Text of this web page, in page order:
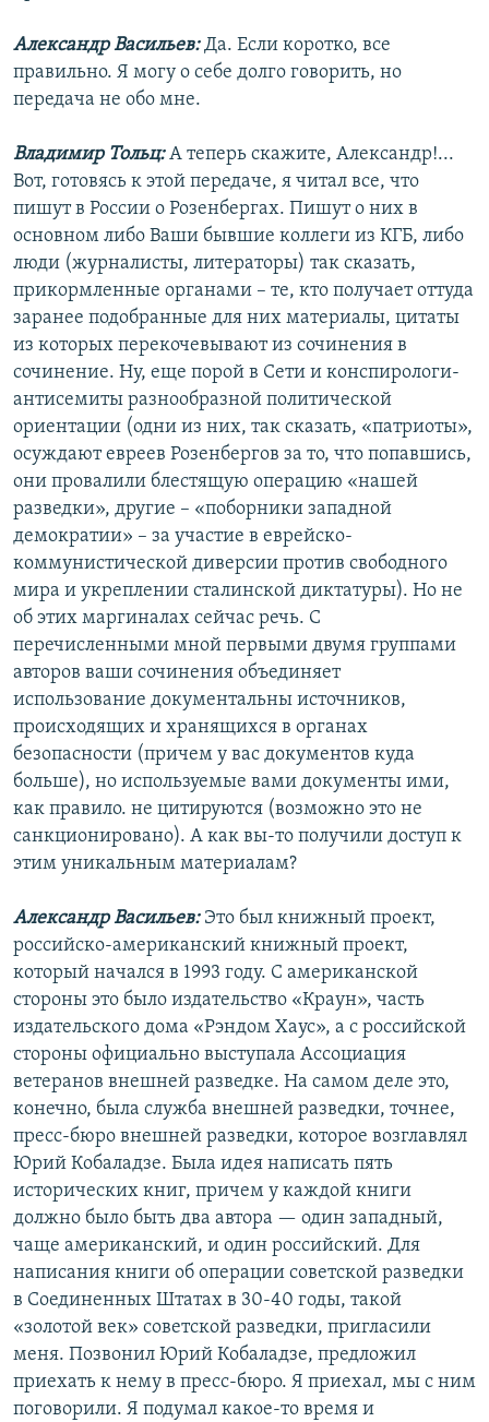
Александр Васильев:Да. Если коротко, все
правильно. Я могу о себе долго говорить, но
передача не обо мне.
Владимир Тольц:А теперь скажите, Александр!...
Вот, готовясь к этой передаче, я читал все, что
пишут в России о Розенбергах. Пишут о них в
основном либо Ваши бывшие коллеги из КГБ, либо
люди (журналисты, литераторы) так сказать,
прикормленные органами – те, кто получает оттуда
заранее подобранные для них материалы, цитаты
из которых перекочевывают из сочинения в
сочинение. Ну, еще порой в Сети и конспирологи-
антисемиты разнообразной политической
ориентации (одни из них, так сказать, «патриоты»,
осуждают евреев Розенбергов за то, что попавшись,
они провалили блестящую операцию «нашей
разведки», другие – «поборники западной
демократии» – за участие в еврейско-
коммунистической диверсии против свободного
мира и укреплении сталинской диктатуры). Но не
об этих маргиналах сейчас речь. С
перечисленными мной первыми двумя группами
авторов ваши сочинения объединяет
использование документальны источников,
происходящих и хранящихся в органах
безопасности (причем у вас документов куда
больше), но используемые вами документы ими,
как правило. не цитируются (возможно это не
санкционировано). А как вы-то получили доступ к
этим уникальным материалам?
Александр Васильев: Это был книжный проект,
российско-американский книжный проект,
который начался в 1993 году. С американской
стороны это было издательство «Краун», часть
издательского дома «Рэндом Хаус», а с российской
стороны официально выступала Ассоциация
ветеранов внешней разведке. На самом деле это,
конечно, была служба внешней разведки, точнее,
пресс-бюро внешней разведки, которое возглавлял
Юрий Кобаладзе. Была идея написать пять
исторических книг, причем у каждой книги
должно было быть два автора — один западный,
чаще американский, и один российский. Для
написания книги об операции советской разведки
в Соединенных Штатах в 30-40 годы, такой
«золотой век» советской разведки, пригласили
меня. Позвонил Юрий Кобаладзе, предложил
приехать к нему в пресс-бюро. Я приехал, мы с ним
поговорили. Я подумал какое-то время и